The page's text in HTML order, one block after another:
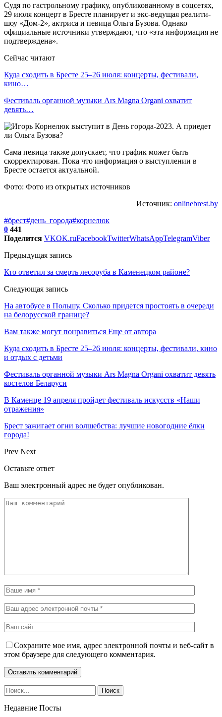
Судя по гастрольному графику, опубликованному в соцсетях,
29 июля концерт в Бресте планирует и экс-ведущая реалити-
шоу «Дом-2», актриса и певица Ольга Бузова. Однако
официальные источники утверждают, что «эта информация не
подтверждена».
Сейчас читают
Куда сходить в Бресте 25–26 июля: концерты, фестивали,
кино…
Фестиваль органной музыки Ars Magna Organi охватит
девять…
Сама певица также допускает, что график может быть
скорректирован. Пока что информация о выступлении в
Бресте остается актуальной.
Фото: Фото из открытых источников
Источник: onlinebrest.by
#брест#день_города#корнелюк
0 441
Поделится VKOK.ruFacebookTwitterWhatsAppTelegramViber
Предыдущая запись
Кто ответил за смерть лесоруба в Каменецком районе?
Следующая запись
На автобусе в Польшу. Сколько придется простоять в очереди
на белорусской границе?
Вам также могут понравиться Еще от автора
Куда сходить в Бресте 25–26 июля: концерты, фестивали, кино
и отдых с детьми
Фестиваль органной музыки Ars Magna Organi охватит девять
костелов Беларуси
В Каменце 19 апреля пройдет фестиваль искусств «Наши
отражения»
Брест зажигает огни волшебства: лучшие новогодние ёлки
города!
Prev Next
Оставьте ответ
Ваш электронный адрес не будет опубликован.
Сохраните мое имя, адрес электронной почты и веб-сайт в
этом браузере для следующего комментария.
Недавние Посты